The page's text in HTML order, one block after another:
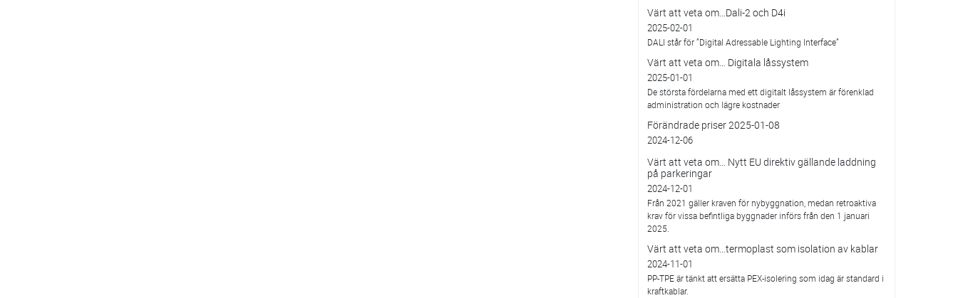
Värt att veta om…Dali-2 och D4i
2025-02-01
DALI står för ”Digital Adressable Lighting Interface”
Värt att veta om… Digitala låssystem
2025-01-01
De största fördelarna med ett digitalt låssystem är förenklad
administration och lägre kostnader
Förändrade priser 2025-01-08
2024-12-06
Värt att veta om… Nytt EU direktiv gällande laddning
på parkeringar
2024-12-01
Från 2021 gäller kraven för nybyggnation, medan retroaktiva
krav för vissa befintliga byggnader införs från den 1 januari
2025.
Värt att veta om…termoplast som isolation av kablar
2024-11-01
PP-TPE är tänkt att ersätta PEX-isolering som idag är standard i
kraftkablar.